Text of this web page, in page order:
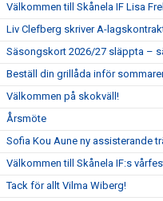
Välkommen till Skånela IF Lisa
Liv Clefberg skriver A-
Säsongskort 2026/27 släppta –
Beställ din grillåda inför
Välkommen på skokväll!
Årsmöte
Sofia Kou Aune ny assisterande
Välkommen till Skånela IF:s
Tack för allt Vilma Wiberg!